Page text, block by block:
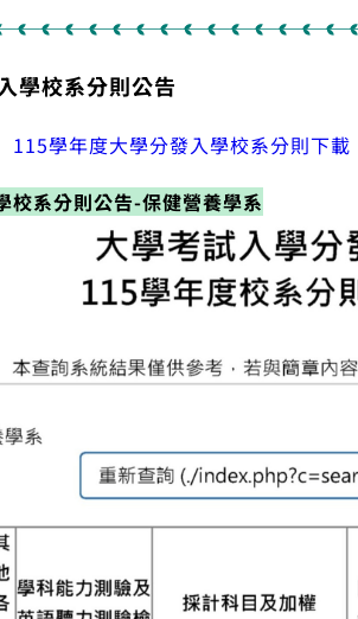
學校系分則公告
115學年度大學分發入學校系分則下載
校系分則公告-保健營養學系